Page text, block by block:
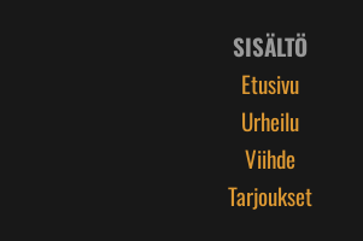
SISÄLTÖ
Etusivu
Urheilu
Viihde
Tarjoukset